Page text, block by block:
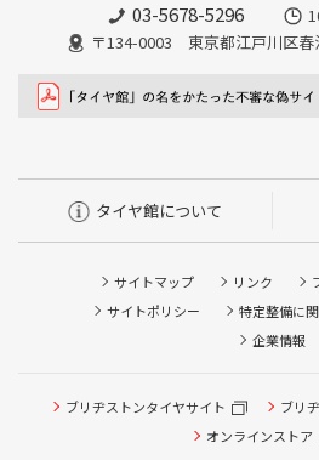
03-5678-5296
〒134-0003 東京都江戸川区春
タイヤ館について
サイトマップ リンク
サイトポリシー
特定整備に
企業情報
ブリヂストンタイヤサイト
ブリ
オンラインストア